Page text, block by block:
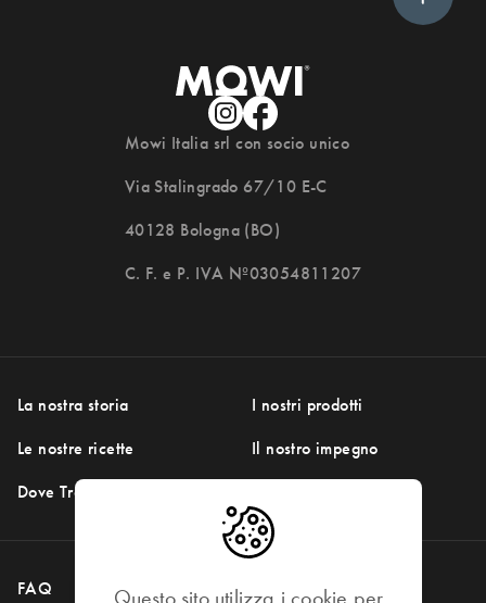
Mowi Italia srl con socio unico
Via Stalingrado 67/10 E-C
40128 Bologna (BO)
C. F. e P. IVA Nº03054811207
La nostra storia
I nostri prodotti
Le nostre ricette
Il nostro impegno
Dove Trovarci
FAQ Social Media